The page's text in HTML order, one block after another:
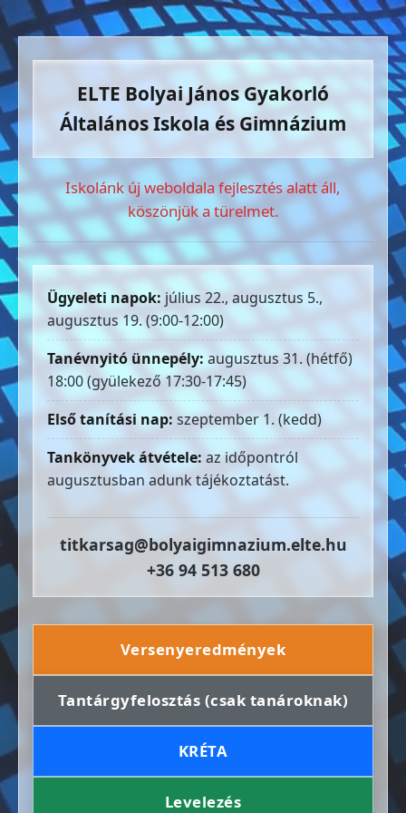
ELTE Bolyai János Gyakorló
Általános Iskola és Gimnázium
Iskolánk új weboldala fejlesztés alatt áll,
köszönjük a türelmet.
Ügyeleti napok: július 22., augusztus 5.,
augusztus 19. (9:00-12:00)
Tanévnyitó ünnepély: augusztus 31. (hétfő)
18:00 (gyülekező 17:30-17:45)
Első tanítási nap: szeptember 1. (kedd)
Tankönyvek átvétele: az időpontról
augusztusban adunk tájékoztatást.
titkarsag@bolyaigimnazium.elte.hu
+36 94 513 680
Versenyeredmények
Tantárgyfelosztás (csak tanároknak)
KRÉTA
Levelezés